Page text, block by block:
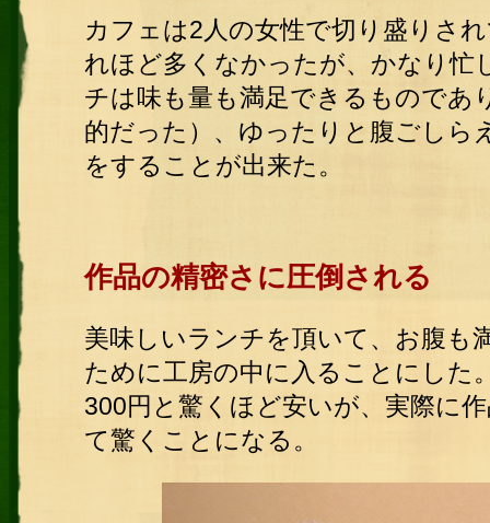
カフェは2人の女性で切り盛りさ
れほど多くなかったが、かなり忙
チは味も量も満足できるものであ
的だった）、ゆったりと腹ごしら
をすることが出来た。
作品の精密さに圧倒される
美味しいランチを頂いて、お腹も
ために工房の中に入ることにした
300円と驚くほど安いが、実際に
て驚くことになる。